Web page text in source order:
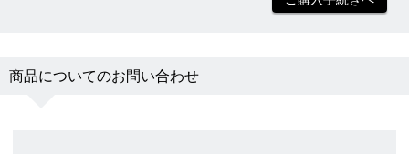
商品についてのお問い合わせ